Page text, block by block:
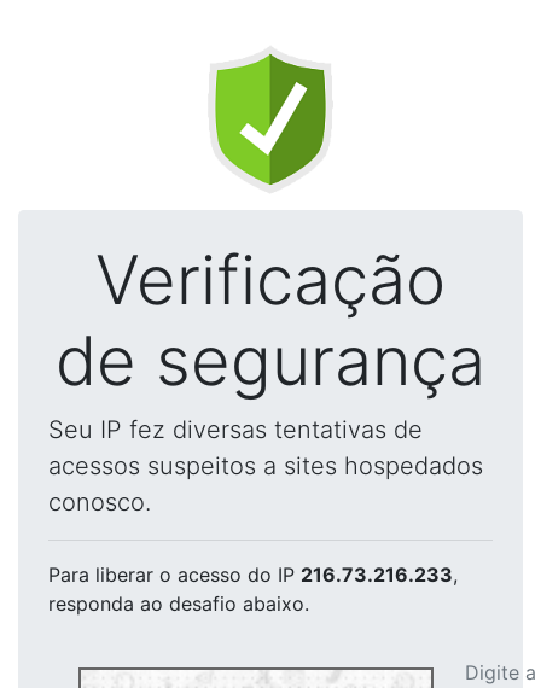
Verificação
de segurança
Seu IP fez diversas tentativas de
acessos suspeitos a sites hospedados
conosco.
Para liberar o acesso do IP 216.73.216.233,
responda ao desafio abaixo.
Digite